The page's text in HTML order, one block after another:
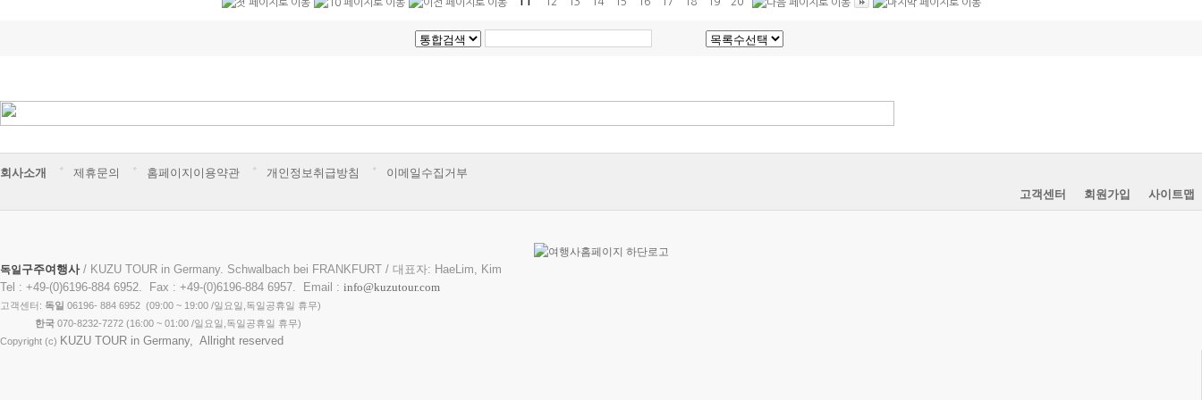
회사소개 제휴문의 홈페이지이용약관 개인정보취급방침
이메일수집거부
고객센터
회원가입 사이트맵
독일구주여행사/ KUZU TOUR in Germany. Schwalbach bei FRANKFURT / 대표자: HaeLim, Kim
Tel : +49-(0)6196-884 6952. Fax : +49-(0)6196-884 6957. Email : info@kuzutour.com
고객센터: 독일 06196- 884 6952 (09:00 ~ 19:00 /일요일,독일공휴일 휴무)
한국 070-8232-7272 ( 16:00 ~ 01:00 /일요일,독일공휴일 휴무)
Copyright (c) KUZU TOUR in Germany, Allright reserved